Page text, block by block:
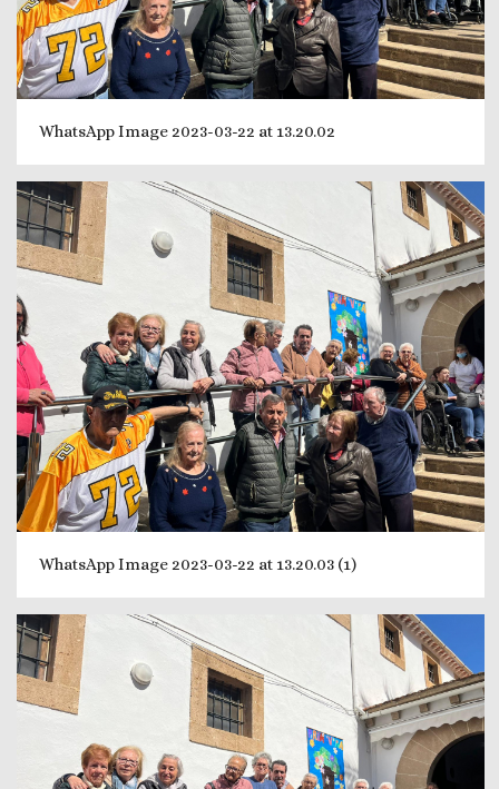
WhatsApp Image 2023-03-22 at 13.20.02
WhatsApp Image 2023-03-22 at 13.20.03 (1)